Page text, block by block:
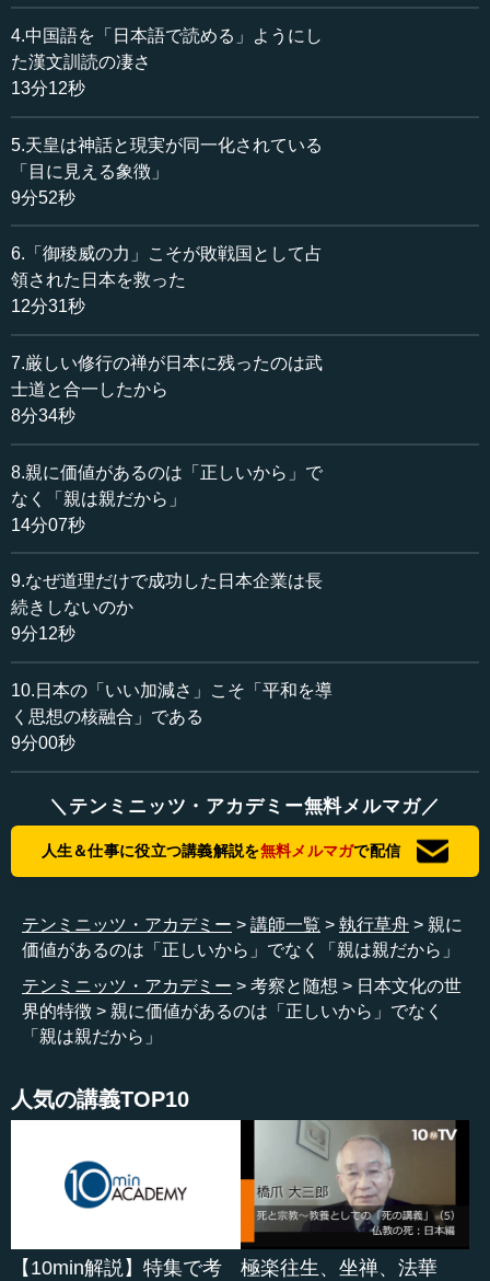
欲」。
このような対立した全く違う概念を一つの家族の中で、
正しいあり方として全部受け入れた、これを縄文時代に長
い時間をかけて、日本人はやり遂げたと思っています。そ
うして一つの家族を築き上げることによって、日本は大家
族制度をずっと続けて、それが明治まで来たのです。われ
われは今でも意識的には大家族制度がなんとなくありま
これをどのようにやったかというと、家族が愛の集団で
はないことを日本は古代から認めたのです。正しいもので
もない。楽しい関係でもない。もっとドロドロした違う集
団として、今流に話すと遺伝子関係によって肉体の継続が
行われる一つの家柄を作る。そのようなものとして機能す
るものを日本は作り上げた。
世界の文明史をずっと見ると、ローマ帝国と古代ギリシ
ャ、バラモン教や古代インド哲学、があった頃、ヒンズー
教ができる前のインド、そこでは日本の大家族に近い家族
制度がけっこうできていました。文献を見るとわかりま
ところが、この大家族制度的な考え方を明治まで維持
し、今も少しは残っているのは日本だけです。昔からの大
家族制は法律で変えられましたが、われわれの心の中には
まだ残っています。
調べるとわかりますが、これがどういうことかというと
「秩序と情念」です。親の権威とは「正しいから親に権威
がある」とか「親が尊いから権威がある」ではありませ
ん。「親は親だから価値がある」。子どものほうも、親が
立派な人だから親を愛しているという人は、昔はいません
でした。親だから愛しているのです。
執行 それを私は「秩序と情念」と言ったのです。親が正
本もそうだし、今の西洋も全部そうです。親が正しい人の
場合、みんな親が好きで、これは当たり前。でも昔の日本
は、調べるとわかりますが、親がバカでも、間違っていて
度を作り上げて成功したのが日本なのです。...
4.中国語を「日本語で読める」ようにし
た漢文訓読の凄さ
13分12秒
5.天皇は神話と現実が同一化されている
「目に見える象徴」
9分52秒
6.「御稜威の力」こそが敗戦国として占
領された日本を救った
12分31秒
7.厳しい修行の禅が日本に残ったのは武
士道と合一したから
8分34秒
8.親に価値があるのは「正しいから」で
なく「親は親だから」
14分07秒
9.なぜ道理だけで成功した日本企業は長
続きしないのか
9分12秒
10.日本の「いい加減さ」こそ「平和を導
く思想の核融合」である
9分00秒
＼テンミニッツ・アカデミー無料メルマガ／
人生＆仕事に役立つ講義解説を無料メルマガで配信
テンミニッツ・アカデミー 講師一覧 執行草舟
親に
価値があるのは「正しいから」でなく「親は親だから」
テンミニッツ・アカデミー
考察と随想
日本文化の世
界的特徴
親に価値があるのは「正しいから」でなく
「親は親だから」
人気の講義TOP10
【10min解説】特集で考
極楽往生、坐禅、法華